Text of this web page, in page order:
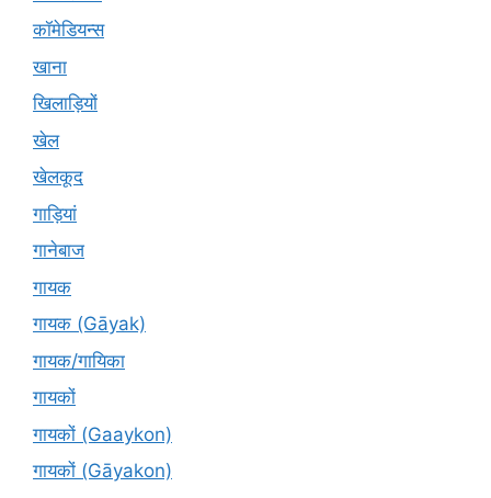
कॉमेडियन्स
खाना
खिलाड़ियों
खेल
खेलकूद
गाड़ियां
गानेबाज
गायक
गायक (Gāyak)
गायक/गायिका
गायकों
गायकों (Gaaykon)
गायकों (Gāyakon)